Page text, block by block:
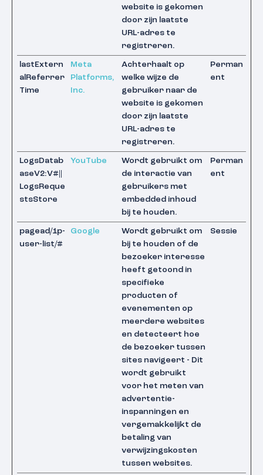
website is gekomen
door zijn laatste
URL-adres te
registreren.
lastExtern
alReferrer
Time
Meta
Platforms,
Inc.
Achterhaalt op
welke wijze de
gebruiker naar de
website is gekomen
door zijn laatste
URL-adres te
registreren.
Perman
ent
LogsDatab
aseV2:V#||
LogsReque
stsStore
YouTube
Wordt gebruikt om
de interactie van
gebruikers met
embedded inhoud
bij te houden.
Perman
ent
pagead/1p-
user-list/#
Google
Wordt gebruikt om
bij te houden of de
bezoeker interesse
heeft getoond in
specifieke
producten of
evenementen op
meerdere websites
en detecteert hoe
de bezoeker tussen
sites navigeert - Dit
wordt gebruikt
voor het meten van
advertentie-
inspanningen en
vergemakkelijkt de
betaling van
verwijzingskosten
tussen websites.
Sessie